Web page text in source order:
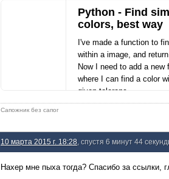
save_palette(colors, outfile
Python - Find
colors, best way
I've made a function to
within a image, and
Now I need to add a new
where I can find a color
given tolerenc
stackoverflow.com
Сапожник без сапог
10 марта 2015 г. 18:28 , спустя 6 минут 44
Нахер мне пыха тогда? Спасибо за ссылки,